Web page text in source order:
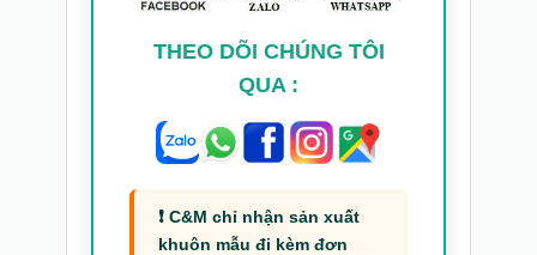
THEO DÕI CHÚNG TÔI
QUA :
❗ C&M chỉ nhận sản xuất
khuôn mẫu đi kèm đơn